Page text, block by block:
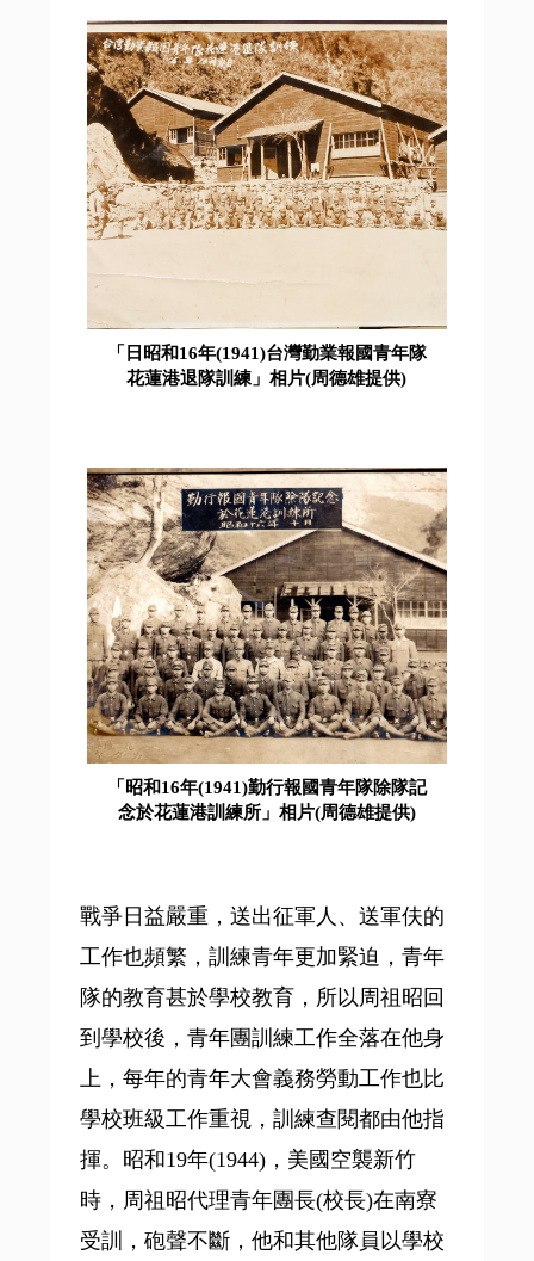
「日昭和16年(1941)台灣勤業報國青年隊
花蓮港退隊訓練」相片(周德雄提供)
「昭和16年(1941)勤行報國青年隊除隊記
念於花蓮港訓練所」相片(周德雄提供)
戰爭日益嚴重，送出征軍人、送軍伕的
工作也頻繁，訓練青年更加緊迫，青年
隊的教育甚於學校教育，所以周祖昭回
到學校後，青年團訓練工作全落在他身
上，每年的青年大會義務勞動工作也比
學校班級工作重視，訓練查閱都由他指
揮。昭和19年(1944)，美國空襲新竹
時，周祖昭代理青年團長(校長)在南寮
受訓，砲聲不斷，他和其他隊員以學校